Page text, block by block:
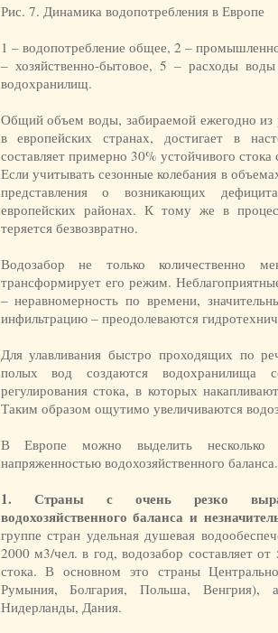
Рис. 7. Динамика водопотребления в Европе
1 – водопотребление общее, 2 –
– хозяйственно-бытовое, 5 – расходы
водохранилищ.
Общий объем воды, забираемой ежегодно из
в европейских странах, достигает в
составляет примерно 30% устойчивого
Если учитывать сезонные колебания в
представления о возникающих
европейских районах. К тому же в
теряется безвозвратно.
Водозабор не только количественно
трансформирует его режим.
– неравномерность по времени,
инфильтрацию – преодолеваются
Для улавливания быстро проходящих по
полых вод создаются водохранилища
регулирования стока, в которых
Таким образом ощутимо увеличиваются
В Европе можно выделить несколько
напряженностью водохозяйственного баланса.
1. Страны с очень резко
водохозяйственного баланса и
группе стран удельная душевая
2000 м3/чел. в год, водозабор составляет
стока. В основном это страны
Румыния, Болгария, Польша, Венгрия),
Нидерланды, Дания.